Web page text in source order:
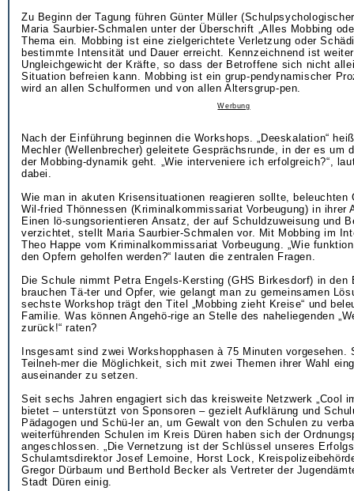
Zu Beginn der Tagung führen Günter Müller
Maria Saurbier-Schmalen unter der Überschrift „Alles Mobbing
Thema ein. Mobbing ist eine zielgerichtete Verletzung oder
bestimmte Intensität und Dauer erreicht. Kennzeichnend ist
Ungleichgewicht der Kräfte, so dass der Betroffene sich nicht
Situation befreien kann. Mobbing ist ein grup-pendynamischer
wird an allen Schulformen und von allen Altersgrup-pen.
Werbung
Nach der Einführung beginnen die Workshops. „Deeskalation“
Mechler (Wellenbrecher) geleitete Gesprächsrunde, in der es um
der Mobbing-dynamik geht. „Wie interveniere ich erfolgreich?“,
dabei.
Wie man in akuten Krisensituationen reagieren sollte, beleuchten
Wil-fried Thönnessen (Kriminalkommissariat Vorbeugung) in ihrer
Einen lö-sungsorientieren Ansatz, der auf Schuldzuweisung und
verzichtet, stellt Maria Saurbier-Schmalen vor. Mit Mobbing im
Theo Happe vom Kriminalkommissariat Vorbeugung. „Wie
den Opfern geholfen werden?“ lauten die zentralen Fragen.
Die Schule nimmt Petra Engels-Kersting (GHS Birkesdorf) in den
brauchen Tä-ter und Opfer, wie gelangt man zu gemeinsamen
sechste Workshop trägt den Titel „Mobbing zieht Kreise“ und
Familie. Was können Angehö-rige an Stelle des naheliegenden
zurück!“ raten?
Insgesamt sind zwei Workshopphasen à 75 Minuten vorgesehen.
Teilneh-mer die Möglichkeit, sich mit zwei Themen ihrer Wahl
auseinander zu setzen.
Seit sechs Jahren engagiert sich das kreisweite Netzwerk „Cool
bietet – unterstützt von Sponsoren – gezielt Aufklärung und
Pädagogen und Schü-ler an, um Gewalt von den Schulen zu
weiterführenden Schulen im Kreis Düren haben sich der
angeschlossen. „Die Vernetzung ist der Schlüssel unseres
Schulamtsdirektor Josef Lemoine, Horst Lock,
Gregor Dürbaum und Berthold Becker als Vertreter der
Stadt Düren einig.